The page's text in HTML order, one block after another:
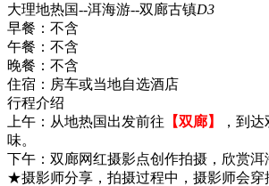
大理地热国--洱海游--双廊古镇D3
早餐： 不含
午餐： 不含
晚餐： 不含
住宿： 房车或当地自选酒店
行程介绍
上午：从地热国出发前往 【双廊】
，到
味。
下午：双廊网红摄影点创作拍摄，欣赏
★摄影师分享，拍摄过程中，摄影师会穿